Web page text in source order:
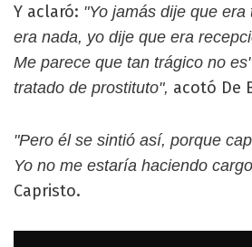
Y aclaró: "Yo jamás dije que
era nada, yo dije que era
Me parece que tan trágico no
tratado de prostituto", acotó De
"Pero él se sintió así, porque
Yo no me estaría haciendo
Capristo.